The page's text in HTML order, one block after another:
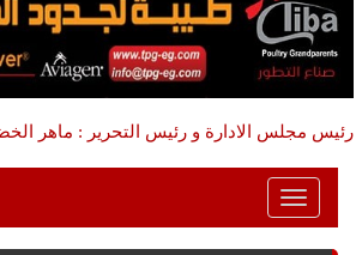
رئيس مجلس الادارة و رئيس التحرير : ماهر
Toggle
Navigation